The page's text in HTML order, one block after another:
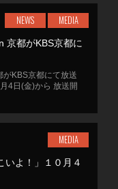
NEWS MEDIA
京都がKBS京都に
がKBS京都にて放送
4日(金)から 放送開
MEDIA
いよ！」１０月４